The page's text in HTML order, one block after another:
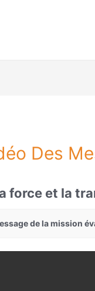
Des
force et la
de la mission